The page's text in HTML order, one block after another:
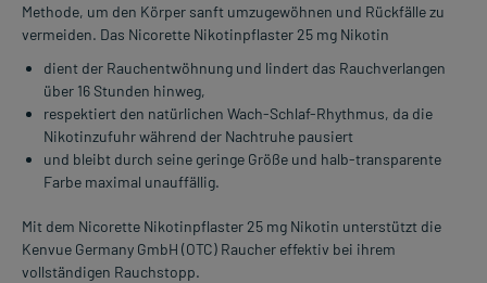
Methode, um den Körper sanft umzugewöhnen und Rückfälle zu
vermeiden. Das Nicorette Nikotinpflaster 25 mg Nikotin
dient der Rauchentwöhnung und lindert das Rauchverlangen
über 16 Stunden hinweg,
respektiert den natürlichen Wach-Schlaf-Rhythmus, da die
Nikotinzufuhr während der Nachtruhe pausiert
und bleibt durch seine geringe Größe und halb-transparente
Farbe maximal unauffällig.
Mit dem Nicorette Nikotinpflaster 25 mg Nikotin unterstützt die
Kenvue Germany GmbH (OTC) Raucher effektiv bei ihrem
vollständigen Rauchstopp.